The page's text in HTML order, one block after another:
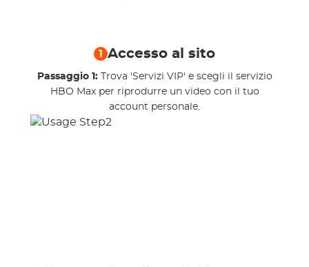
1 Accesso al sito
Passaggio 1:Trova 'Servizi VIP' e scegli il servizio
HBO Max per riprodurre un video con il tuo
account personale.